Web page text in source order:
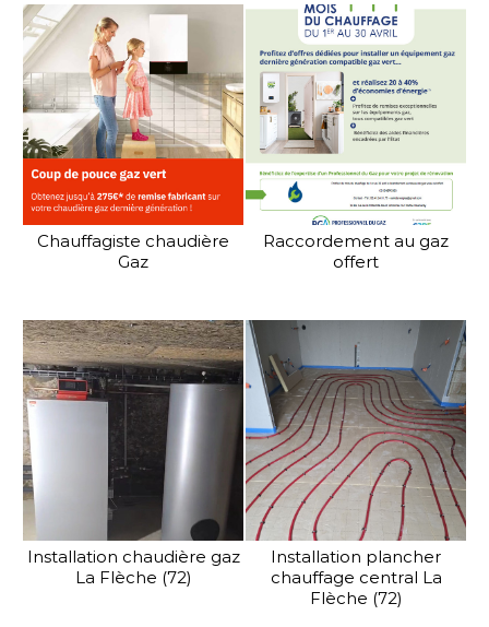
Chauffagiste chaudière
Gaz
Raccordement au gaz
offert
Installation chaudière gaz
La Flèche (72)
Installation plancher
chauffage central La
Flèche (72)